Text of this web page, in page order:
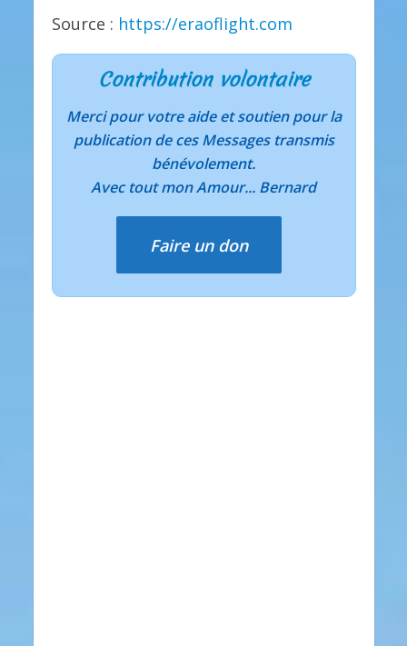
Source : https://eraoflight.com
Contribution volontaire
Merci pour votre aide et soutien pour la
publication de ces Messages transmis
bénévolement.
Avec tout mon Amour... Bernard
Faire un don